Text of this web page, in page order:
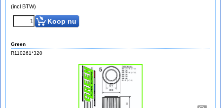
(incl BTW)
Koop nu
Green
R110261*320